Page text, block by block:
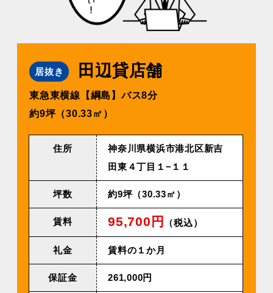
居抜き 田辺貸店舗
東急東横線【綱島】バス8分
約9坪（30.33㎡）
住所
神奈川県横浜市港北区新吉
田東４丁目１−１１
坪数 約9坪（30.33㎡）
賃料 95,700円 （税込）
礼金 賃料の１か月
保証金 261,000円